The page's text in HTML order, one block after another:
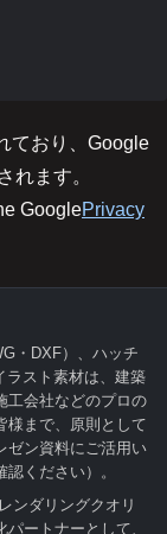
ており、Google
れます。
GooglePrivacy
・DXF）、ハッチ
ラスト素材は、建築
工会社などのプロの
様まで、原則として
ゼン資料にご活用い
認ください）。
ンダリングクオリ
ートナーとして、